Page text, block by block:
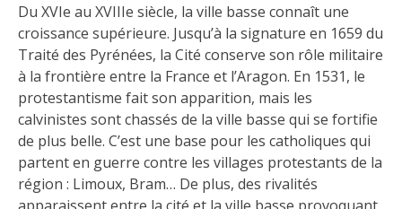
Du XVIe au XVIIIe siècle, la ville basse connaît une
croissance supérieure. Jusqu’à la signature en 1659 du
Traité des Pyrénées, la Cité conserve son rôle militaire
à la frontière entre la France et l’Aragon. En 1531, le
protestantisme fait son apparition, mais les
calvinistes sont chassés de la ville basse qui se fortifie
de plus belle. C’est une base pour les catholiques qui
partent en guerre contre les villages protestants de la
région : Limoux, Bram… De plus, des rivalités
apparaissent entre la cité et la ville basse provoquant